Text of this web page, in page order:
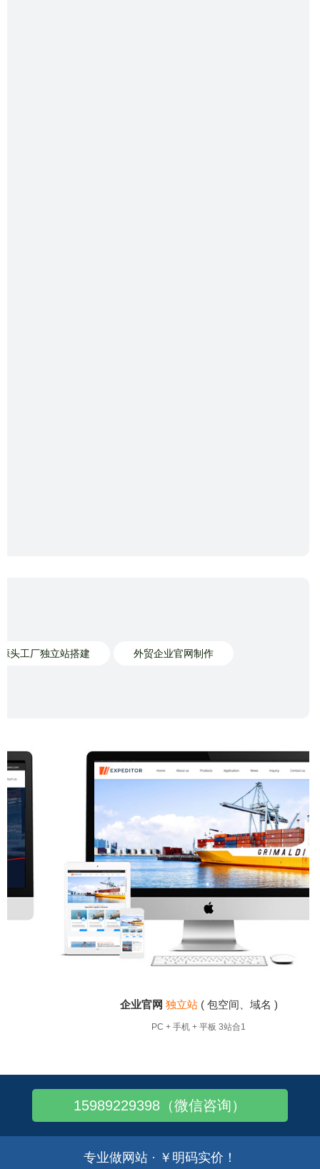
源头工厂独立站搭建 外贸企业官网制作
企业官网 独立站( 包空间、域名 )
PC + 手机 + 平板 3站合1
15989229398（微信咨询）
专业做网站 · ￥明码实价！